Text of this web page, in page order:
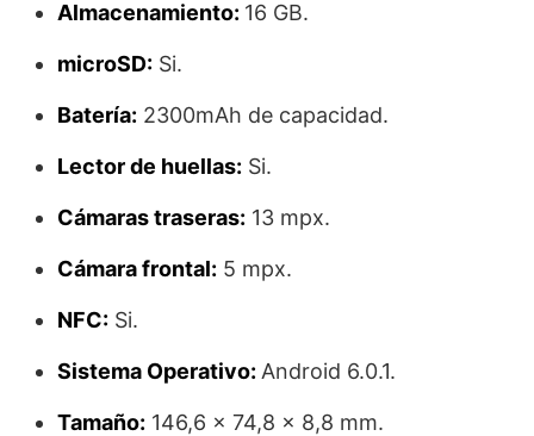
Almacenamiento: 16 GB.
microSD: Si.
Batería: 2300mAh de capacidad.
Lector de huellas: Si.
Cámaras traseras: 13 mpx.
Cámara frontal: 5 mpx.
NFC: Si.
Sistema Operativo: Android 6.0.1.
Tamaño: 146,6 x 74,8 x 8,8 mm.